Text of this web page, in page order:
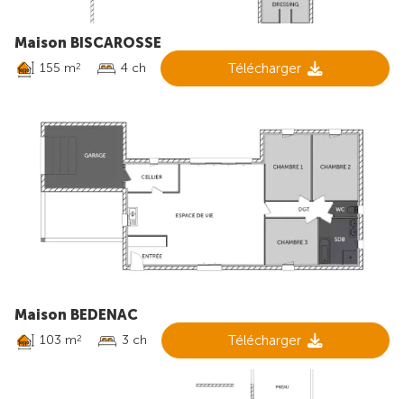
Maison BISCAROSSE
155 m2 4 ch Télécharger
Maison BEDENAC
103 m2 3 ch Télécharger